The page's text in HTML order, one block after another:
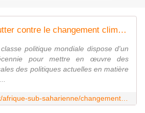
Douze ans pour lutter contre le changement climatique
politique mondiale dispose d'un
pour mettre en œuvre des
des politiques actuelles en matière